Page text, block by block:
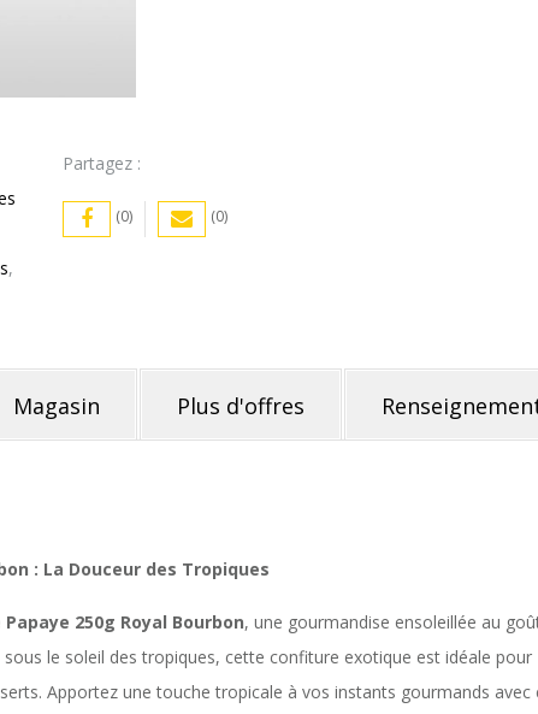
,
Partagez :
(0) (0)
Magasin Plus d'offres
: La Douceur des Tropiques
250g Royal Bourbon, une gourmandise ensoleillée au
le soleil des tropiques, cette confiture exotique est idéale pour
Apportez une touche tropicale à vos instants gourmands avec